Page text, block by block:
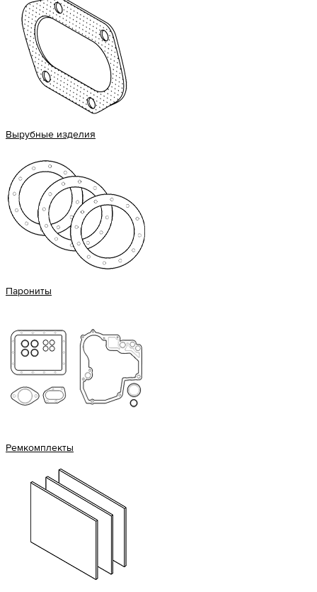
Вырубные изделия
Парониты
Ремкомплекты